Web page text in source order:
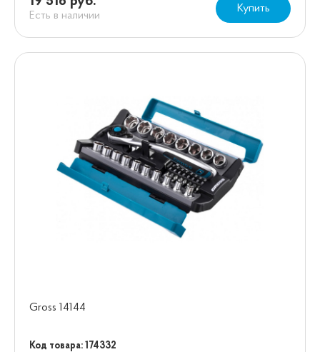
Есть в наличии
Купить
Gross 14144
Код товара: 174332